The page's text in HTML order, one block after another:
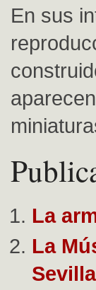
En sus
La
La
Sevilla